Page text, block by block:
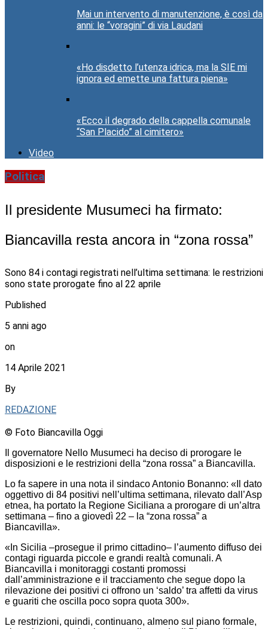
Mai un intervento di manutenzione, è così da
anni: le “voragini” di via Laudani
«Ho disdetto l’utenza idrica, ma la SIE mi
ignora ed emette una fattura piena»
«Ecco il degrado della cappella comunale
“San Placido” al cimitero»
Video
Politica
Il presidente Musumeci ha firmato:
Biancavilla resta ancora in “zona rossa”
Sono 84 i contagi registrati nell’ultima settimana: le restrizioni
sono state prorogate fino al 22 aprile
Published
5 anni ago
on
14 Aprile 2021
By
REDAZIONE
© Foto Biancavilla Oggi
Il governatore Nello Musumeci ha deciso di prorogare le
disposizioni e le restrizioni della “zona rossa” a Biancavilla.
Lo fa sapere in una nota il sindaco Antonio Bonanno: «Il dato
oggettivo di 84 positivi nell’ultima settimana, rilevato dall’Asp
etnea, ha portato la Regione Siciliana a prorogare di un’altra
settimana – fino a giovedì 22 – la “zona rossa” a
Biancavilla».
«In Sicilia –prosegue il primo cittadino– l’aumento diffuso dei
contagi riguarda piccole e grandi realtà comunali. A
Biancavilla i monitoraggi costanti promossi
dall’amministrazione e il tracciamento che segue dopo la
rilevazione dei positivi ci offrono un ‘saldo’ tra affetti da virus
e guariti che oscilla poco sopra quota 300».
Le restrizioni, quindi, continuano, almeno sul piano formale,